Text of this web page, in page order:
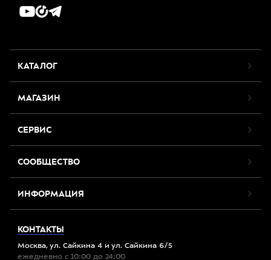
КАТАЛОГ
МАГАЗИН
СЕРВИС
СООБЩЕСТВО
ИНФОРМАЦИЯ
КОНТАКТЫ
Москва, ул. Сайкина 4 и ул. Сайкина 6/5
ежедневно с 10:00 до 24:00